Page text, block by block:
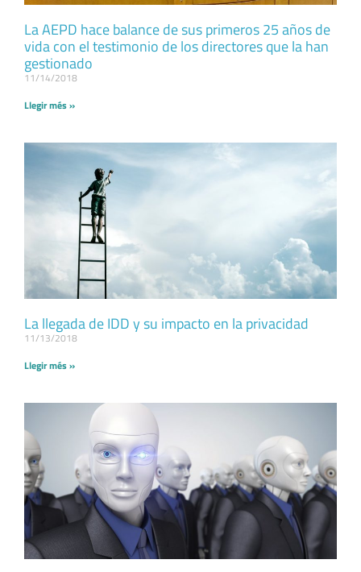
La AEPD hace balance de sus primeros 25 años de
vida con el testimonio de los directores que la han
gestionado
11/14/2018
Llegir més »
La llegada de IDD y su impacto en la privacidad
11/13/2018
Llegir més »